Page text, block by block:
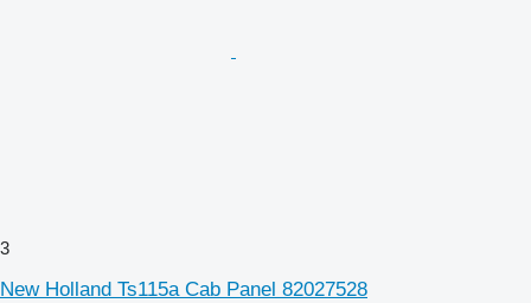
3
New Holland Ts115a Cab Panel 82027528